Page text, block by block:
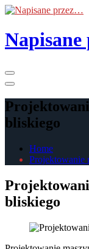
Skip
the
content
bliskiego
Home
Projektowanie
bliskiego